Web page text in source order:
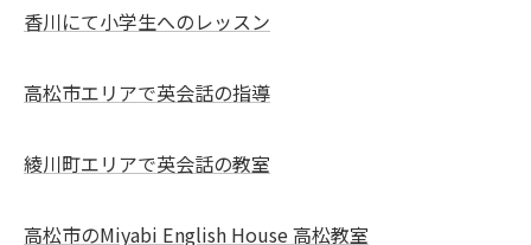
香川にて小学生へのレッスン
高松市エリアで英会話の指導
綾川町エリアで英会話の教室
高松市のMiyabi English House 高松教室